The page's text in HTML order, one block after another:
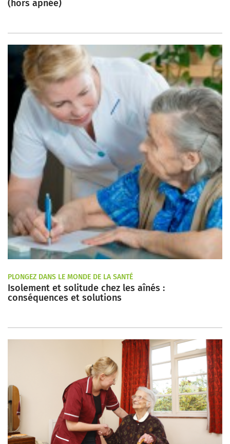
(hors apnée)
PLONGEZ DANS LE MONDE DE LA SANTÉ
Isolement et solitude chez les aînés :
conséquences et solutions